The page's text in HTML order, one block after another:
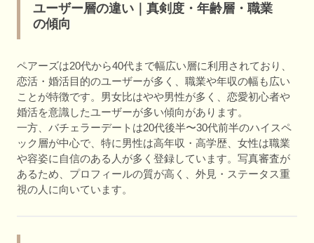
ユーザー層の違い｜真剣度・年齢層・職業
の傾向
ペアーズは20代から40代まで幅広い層に利用されており、
恋活・婚活目的のユーザーが多く、職業や年収の幅も広い
ことが特徴です。男女比はやや男性が多く、恋愛初心者や
婚活を意識したユーザーが多い傾向があります。
一方、バチェラーデートは20代後半〜30代前半のハイスペ
ック層が中心で、特に男性は高年収・高学歴、女性は職業
や容姿に自信のある人が多く登録しています。写真審査が
あるため、プロフィールの質が高く、外見・ステータス重
視の人に向いています。